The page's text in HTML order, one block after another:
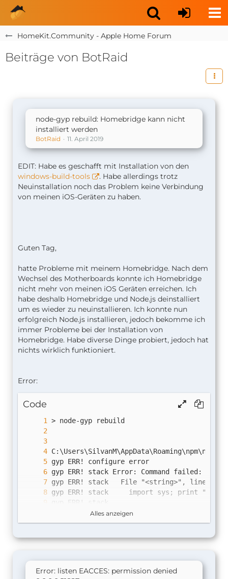
HomeKit.Community - Apple Home Forum
Beiträge von BotRaid
node-gyp rebuild: Homebridge kann nicht
installiert werden
BotRaid 11. April 2019
EDIT: Habe es geschafft mit Installation von den
windows-build-tools
. Habe allerdings trotz
Neuinstallation noch das Problem keine Verbindung
von meinen iOS-Geräten zu haben.
Guten Tag,
hatte Probleme mit meinem Homebridge. Nach dem
Wechsel des Motherboards konnte ich Homebridge
nicht mehr von meinen iOS Geräten erreichen. Ich
habe deshalb Homebridge und Node.js deinstalliert
um es wieder zu neuinstallieren. Ich konnte nun
erfolgreich Node.js installieren, jedoch bekomme ich
immer Probleme bei der Installation von
Homebridge. Habe diverse Dinge probiert, jedoch hat
nichts wirklich funktioniert.
Error:
Code
Alles anzeigen
Error: listen EACCES: permission denied